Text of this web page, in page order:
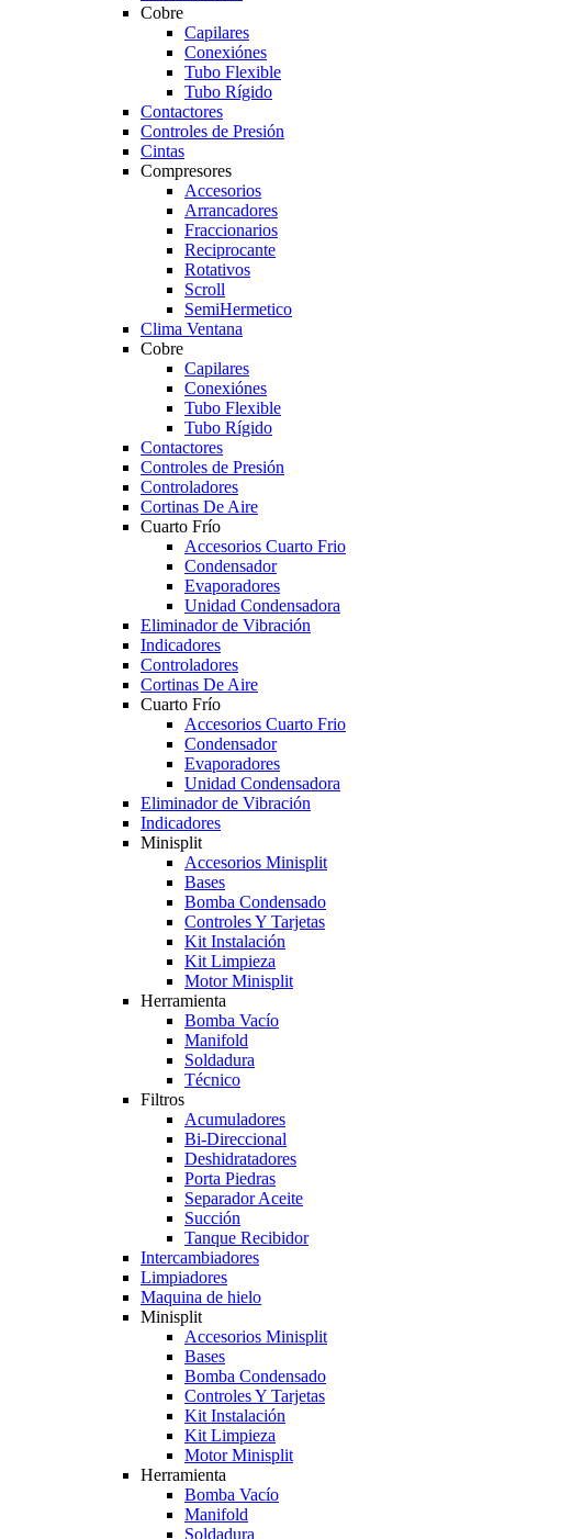
Cobre
Capilares
Conexiónes
Tubo Flexible
Tubo Rígido
Contactores
Controles de Presión
Cintas
Compresores
Accesorios
Arrancadores
Fraccionarios
Reciprocante
Rotativos
Scroll
SemiHermetico
Clima Ventana
Cobre
Capilares
Conexiónes
Tubo Flexible
Tubo Rígido
Contactores
Controles de Presión
Controladores
Cortinas De Aire
Cuarto Frío
Accesorios Cuarto Frio
Condensador
Evaporadores
Unidad Condensadora
Eliminador de Vibración
Indicadores
Controladores
Cortinas De Aire
Cuarto Frío
Accesorios Cuarto Frio
Condensador
Evaporadores
Unidad Condensadora
Eliminador de Vibración
Indicadores
Minisplit
Accesorios Minisplit
Bases
Bomba Condensado
Controles Y Tarjetas
Kit Instalación
Kit Limpieza
Motor Minisplit
Herramienta
Bomba Vacío
Manifold
Soldadura
Técnico
Filtros
Acumuladores
Bi-Direccional
Deshidratadores
Porta Piedras
Separador Aceite
Succión
Tanque Recibidor
Intercambiadores
Limpiadores
Maquina de hielo
Minisplit
Accesorios Minisplit
Bases
Bomba Condensado
Controles Y Tarjetas
Kit Instalación
Kit Limpieza
Motor Minisplit
Herramienta
Bomba Vacío
Manifold
Soldadura